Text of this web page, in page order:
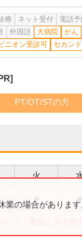
療 ネット受付 電話予
外国語 大病院 がん
ニオン受診可
セカン
PT/OT/STの方
火
● ●
て、事前に必ず医
業の場合がありま